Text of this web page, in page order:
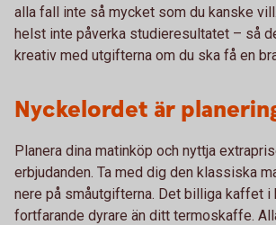
alla fall inte så mycket som du kanske
helst inte påverka studieresultatet – så
kreativ med utgifterna om du ska få en
Nyckelordet är
Planera dina matinköp och nyttja
erbjudanden. Ta med dig den klassiska
nere på småutgifterna. Det billiga kaffet i
fortfarande dyrare än ditt termoskaffe.